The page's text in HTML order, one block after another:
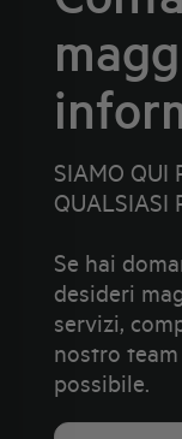
SIAMO QUI
QUALSIASI
Se hai
desideri
servizi,
nostro
possibile.